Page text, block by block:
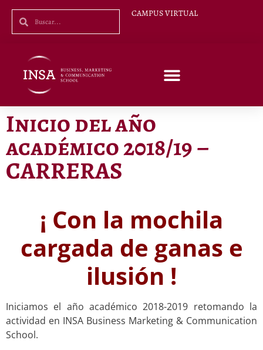
CAMPUS VIRTUAL
Inicio del año
académico 2018/19 –
CARRERAS
¡ Con la mochila
cargada de ganas e
ilusión !
Iniciamos el año académico 2018-2019 retomando la
actividad en INSA Business Marketing & Communication
School.